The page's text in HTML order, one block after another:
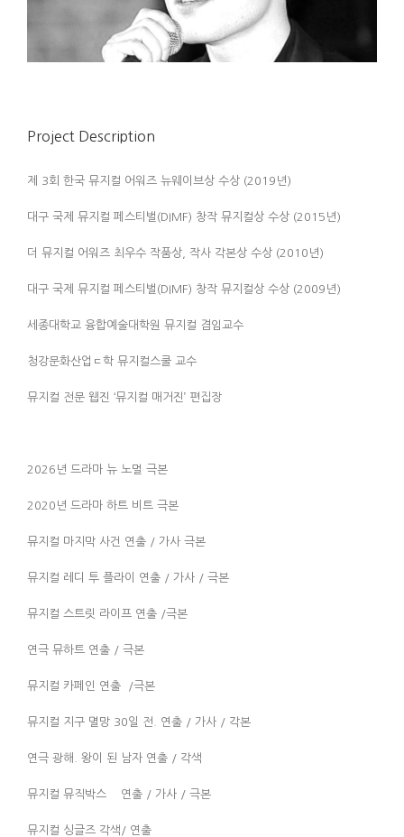
Project Description
제 3회 한국 뮤지컬 어워즈 뉴웨이브상 수상 (2019년)
대구 국제 뮤지컬 페스티벌(DIMF) 창작 뮤지컬상 수상 (2015년)
더 뮤지컬 어워즈 최우수 작품상, 작사 각본상 수상 (2010년)
대구 국제 뮤지컬 페스티벌(DIMF) 창작 뮤지컬상 수상 (2009년)
세종대학교 융합예술대학원 뮤지컬 겸임교수
청강문화산업ㄷ학 뮤지컬스쿨 교수
뮤지컬 전문 웹진 ‘뮤지컬 매거진’ 편집장
2026년 드라마 뉴 노멀 극본
2020년 드라마 하트 비트 극본
뮤지컬 마지막 사건 연출 / 가사 극본
뮤지컬 레디 투 플라이 연출 / 가사 / 극본
뮤지컬 스트릿 라이프 연출 /극본
연극 뮤하트 연출 / 극본
뮤지컬 카페인 연출 /극본
뮤지컬 지구 멸망 30일 전. 연출 / 가사 / 각본
연극 광해. 왕이 된 남자 연출 / 각색
뮤지컬 뮤직박스 연출 / 가사 / 극본
뮤지컬 싱글즈 각색/ 연출